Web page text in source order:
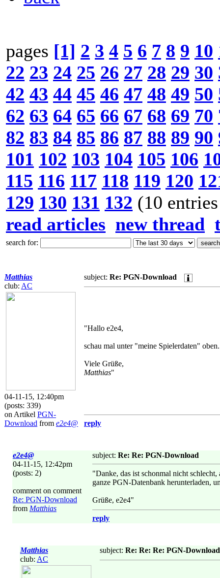
pages [1] 2 3 4 5 6 7 8 9 10
22 23 24 25 26 27 28 29 30
42 43 44 45 46 47 48 49 50
62 63 64 65 66 67 68 69 70
82 83 84 85 86 87 88 89 90
101 102 103 104 105 106
115 116 117 118 119 120
129 130 131 132 (10
read articles new thread
search for:
Matthias
club: AC
04-11-15, 12:40pm
(posts: 339)
on Artikel PGN-
Download from e2e4@
subject: Re: PGN-Download
"Hallo e2e4,
schau mal unter "meine Spielerdaten" oben.
Viele Grüße,
Matthias"
reply
e2e4@
04-11-15, 12:42pm
(posts: 2)
comment on comment
Re: PGN-Download
from Matthias
subject: Re: Re: PGN-Download
"Danke, das ist schonmal nicht
ganze PGN-Datenbank herunterladen,
Grüße, e2e4"
reply
Matthias
club: AC
subject: Re: Re: Re: PGN-Download